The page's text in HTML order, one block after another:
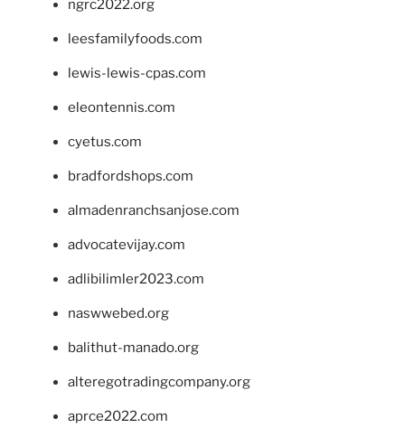
ngrc2022.org
leesfamilyfoods.com
lewis-lewis-cpas.com
eleontennis.com
cyetus.com
bradfordshops.com
almadenranchsanjose.com
advocatevijay.com
adlibilimler2023.com
naswwebed.org
balithut-manado.org
alteregotradingcompany.org
aprce2022.com